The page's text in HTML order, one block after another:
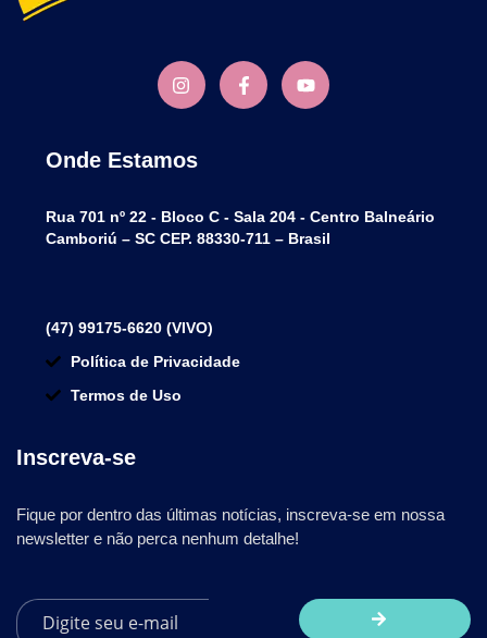
Onde Estamos
Rua 701 nº 22 - Bloco C - Sala 204 - Centro Balneário
Camboriú – SC CEP. 88330-711 – Brasil
(47) 99175-6620 (VIVO)
Política de Privacidade
Termos de Uso
Inscreva-se
Fique por dentro das últimas notícias, inscreva-se em nossa
newsletter e não perca nenhum detalhe!